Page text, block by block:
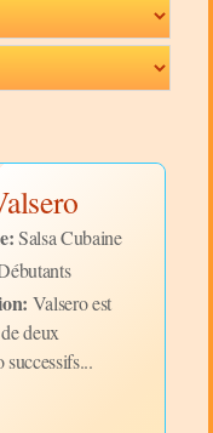
Salsa Cubaine
Valsero est
deux
successifs...